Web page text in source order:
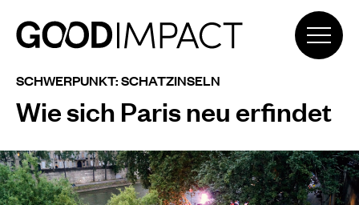
SCHWERPUNKT: SCHATZINSELN
Wie sich Paris neu erfindet